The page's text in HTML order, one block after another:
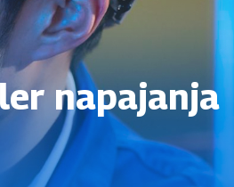
Vrijednosti
Za Korisnike
Kontakt
napajanja